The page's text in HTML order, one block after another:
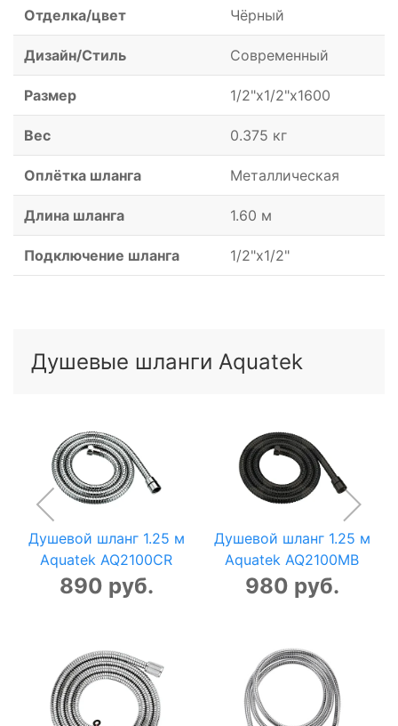
Отделка/цвет Чёрный
Дизайн/Стиль Современный
Размер 1/2"x1/2"x1600
Вес 0.375 кг
Оплётка шланга Металлическая
Длина шланга 1.60 м
Подключение шланга 1/2"x1/2"
Душевые шланги Aquatek
Душевой шланг 1.25 м
Aquatek AQ2100CR
890 руб.
Душевой шланг 1.25 м
Aquatek AQ2100MB
980 руб.